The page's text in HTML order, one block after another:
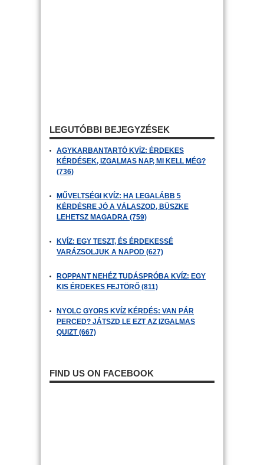
LEGUTÓBBI BEJEGYZÉSEK
AGYKARBANTARTÓ KVÍZ: ÉRDEKES
KÉRDÉSEK, IZGALMAS NAP, MI KELL MÉG?
(736)
MŰVELTSÉGI KVÍZ: HA LEGALÁBB 5
KÉRDÉSRE JÓ A VÁLASZOD, BÜSZKE
LEHETSZ MAGADRA (759)
KVÍZ: EGY TESZT, ÉS ÉRDEKESSÉ
VARÁZSOLJUK A NAPOD (627)
ROPPANT NEHÉZ TUDÁSPRÓBA KVÍZ: EGY
KIS ÉRDEKES FEJTÖRŐ (811)
NYOLC GYORS KVÍZ KÉRDÉS: VAN PÁR
PERCED? JÁTSZD LE EZT AZ IZGALMAS
QUIZT (667)
FIND US ON FACEBOOK